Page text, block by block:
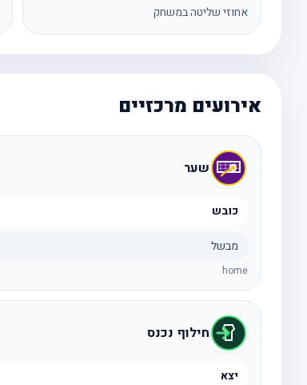
אחוזי שליטה במשחק
אירועים מרכזיים
שער
כובש
מבשל
home
חילוף נכנס
יצא